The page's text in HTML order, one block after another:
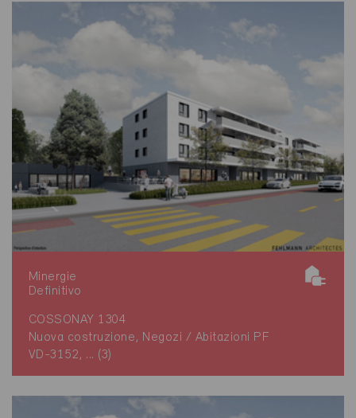
Minergie
Definitivo
COSSONAY 1304
Nuova costruzione, Negozi / Abitazioni PF
VD-3152, ... (3)